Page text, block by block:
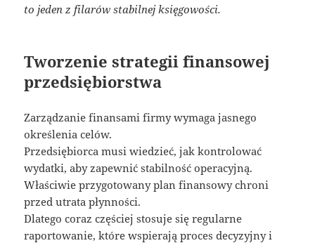
to jeden z filarów stabilnej księgowości.
Tworzenie strategii finansowej
przedsiębiorstwa
Zarządzanie finansami firmy wymaga jasnego
określenia celów.
Przedsiębiorca musi wiedzieć, jak kontrolować
wydatki, aby zapewnić stabilność operacyjną.
Właściwie przygotowany plan finansowy chroni
przed utrata płynności.
Dlatego coraz częściej stosuje się regularne
raportowanie, które wspierają proces decyzyjny i